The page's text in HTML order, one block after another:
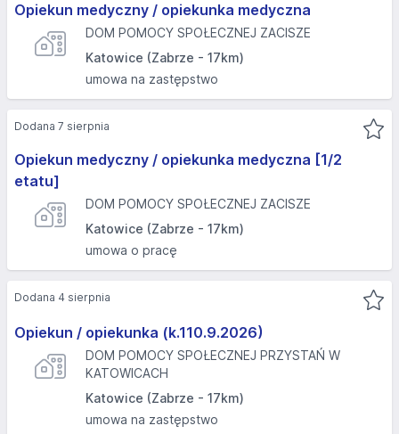
Opiekun medyczny / opiekunka medyczna
DOM POMOCY SPOŁECZNEJ ZACISZE
Katowice (Zabrze - 17km)
umowa na zastępstwo
Opiekun medyczny / opiekunka medyczna [1/2
etatu]
DOM POMOCY SPOŁECZNEJ ZACISZE
Katowice (Zabrze - 17km)
umowa o pracę
Dodana 7 sierpnia
Opiekun / opiekunka (k.110.9.2026)
DOM POMOCY SPOŁECZNEJ PRZYSTAŃ W
KATOWICACH
Katowice (Zabrze - 17km)
umowa na zastępstwo
Dodana 4 sierpnia